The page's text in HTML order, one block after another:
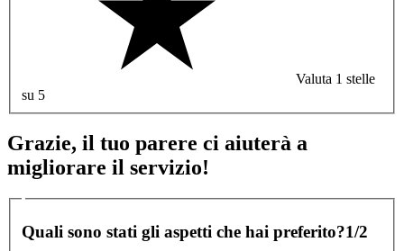
Valuta 1 stelle
su 5
Grazie, il tuo parere ci aiuterà a
migliorare il servizio!
Quali sono stati gli aspetti che hai preferito?1/2